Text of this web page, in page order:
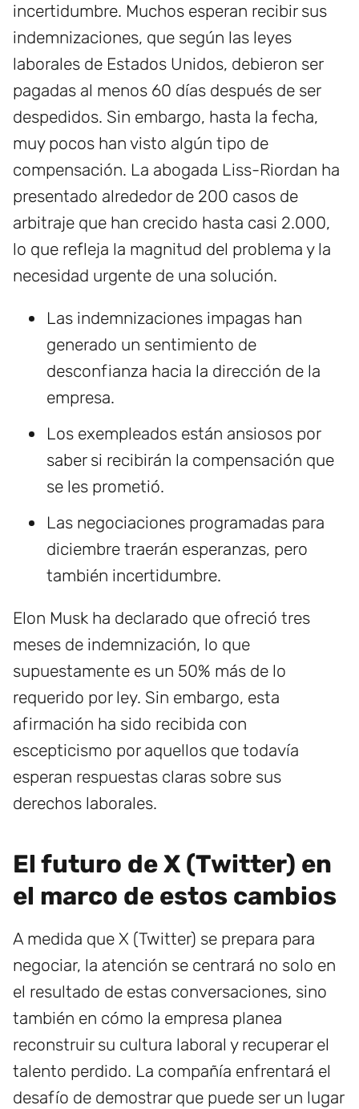
incertidumbre. Muchos esperan recibir sus
indemnizaciones, que según las leyes
laborales de Estados Unidos, debieron ser
pagadas al menos 60 días después de ser
despedidos. Sin embargo, hasta la fecha,
muy pocos han visto algún tipo de
compensación. La abogada Liss-Riordan ha
presentado alrededor de 200 casos de
arbitraje que han crecido hasta casi 2.000,
lo que refleja la magnitud del problema y la
necesidad urgente de una solución.
Las indemnizaciones impagas han
generado un sentimiento de
desconfianza hacia la dirección de la
empresa.
Los exempleados están ansiosos por
saber si recibirán la compensación que
se les prometió.
Las negociaciones programadas para
diciembre traerán esperanzas, pero
también incertidumbre.
Elon Musk ha declarado que ofreció tres
meses de indemnización, lo que
supuestamente es un 50% más de lo
requerido por ley. Sin embargo, esta
afirmación ha sido recibida con
escepticismo por aquellos que todavía
esperan respuestas claras sobre sus
derechos laborales.
El futuro de X (Twitter) en
el marco de estos cambios
A medida que X (Twitter) se prepara para
negociar, la atención se centrará no solo en
el resultado de estas conversaciones, sino
también en cómo la empresa planea
reconstruir su cultura laboral y recuperar el
talento perdido. La compañía enfrentará el
desafío de demostrar que puede ser un lugar